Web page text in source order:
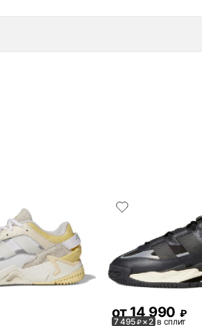
от 14 990 ₽
7 495₽× 2 в сплит